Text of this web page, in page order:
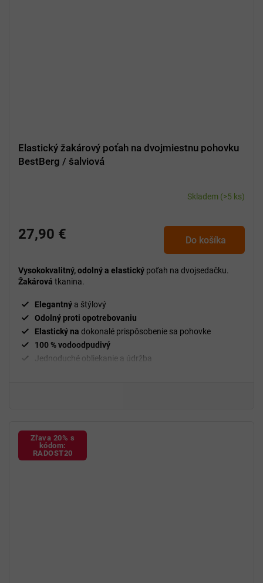
Elastický žakárový poťah na dvojmiestnu pohovku
BestBerg / šalviová
Skladem (>5 ks)
27,90 € Do košíka
Vysokokvalitný, odolný a elastický poťah na dvojsedačku.
Žakárová tkanina.
Elegantný a štýlový
Odolný proti opotrebovaniu
Elastický na dokonalé prispôsobenie sa pohovke
100 % vodoodpudivý
Jednoduché obliekanie a údržba
Zľava 20% s
kódom:
RADOST20